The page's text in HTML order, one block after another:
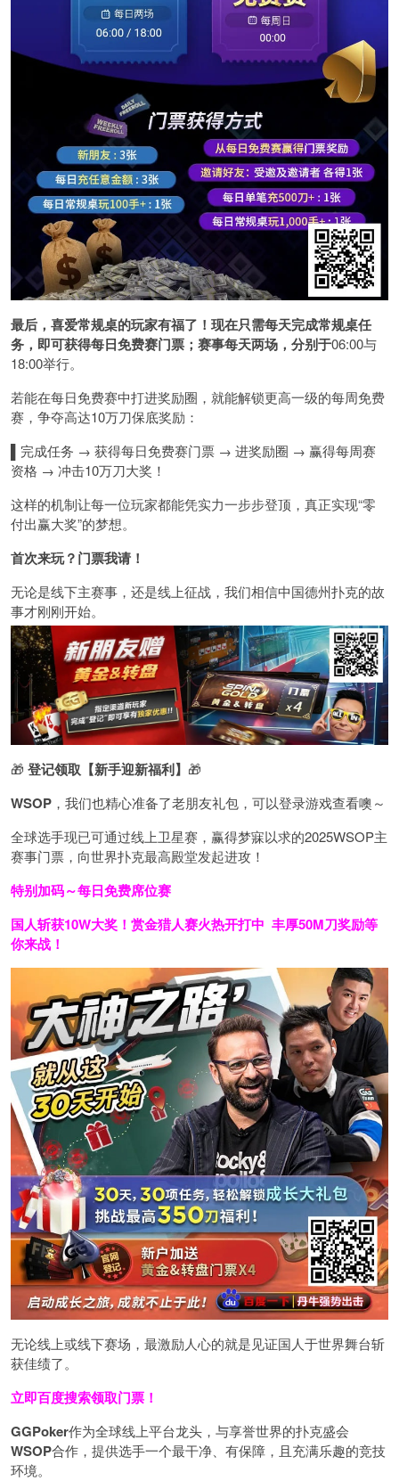
最后，喜爱常规桌的玩家有福了！现在只需每天完成常规桌任
务，即可获得每日免费赛门票；赛事每天两场，分别于06:00与
18:00举行。
若能在每日免费赛中打进奖励圈，就能解锁更高一级的每周免费
赛，争夺高达10万刀保底奖励：
完成任务 → 获得每日免费赛门票 → 进奖励圈 → 赢得每周赛
资格 → 冲击10万刀大奖！
这样的机制让每一位玩家都能凭实力一步步登顶，真正实现“零
付出赢大奖”的梦想。
首次来玩？门票我请！
无论是线下主赛事，还是线上征战，我们相信中国德州扑克的故
事才刚刚开始。
🎁 登记领取【新手迎新福利】 🎁
WSOP ，我们也精心准备了老朋友礼包，可以登录游戏查看噢～
全球选手现已可通过线上卫星赛，赢得梦寐以求的2025WSOP主
赛事门票，向世界扑克最高殿堂发起进攻！
特别加码～每日免费席位赛
国人斩获10W大奖！ 赏金猎人赛火热开打中 丰厚50M刀奖励等
你来战！
无论线上或线下赛场，最激励人心的就是见证国人于世界舞台斩
获佳绩了。
立即百度搜索领取门票！
GGPoker作为全球线上平台龙头，与享誉世界的扑克盛会
WSOP合作，提供选手一个最干净、有保障，且充满乐趣的竞技
环境。